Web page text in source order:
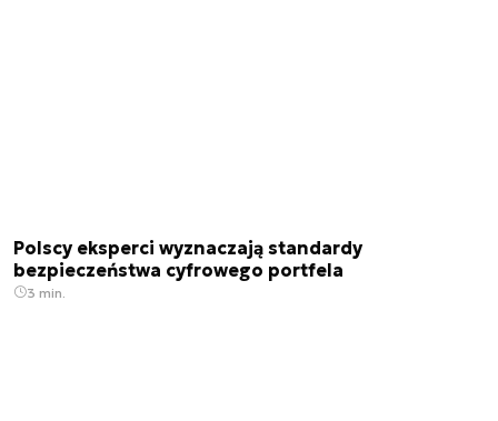
Polscy eksperci wyznaczają standardy
bezpieczeństwa cyfrowego portfela
3 min.